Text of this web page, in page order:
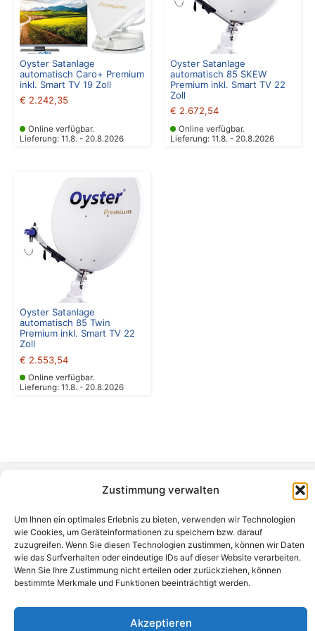
Zustimmung verwalten
Um Ihnen ein optimales Erlebnis zu bieten, verwenden wir Technologien
wie Cookies, um Geräteinformationen zu speichern bzw. darauf
zuzugreifen. Wenn Sie diesen Technologien zustimmen, können wir Daten
wie das Surfverhalten oder eindeutige IDs auf dieser Website verarbeiten.
Wenn Sie Ihre Zustimmung nicht erteilen oder zurückziehen, können
bestimmte Merkmale und Funktionen beeinträchtigt werden.
Akzeptieren
Oyster Satanlage
automatisch Caro+ Premium
inkl. Smart TV 19 Zoll
€ 2.242,35
Online verfügbar.
Lieferung: 11.8. - 20.8.2026
Oyster Satanlage
automatisch 85 SKEW
Premium inkl. Smart TV 22
Zoll
€ 2.672,54
Online verfügbar.
Lieferung: 11.8. - 20.8.2026
Oyster Satanlage
automatisch 85 Twin
Premium inkl. Smart TV 22
Zoll
€ 2.553,54
Online verfügbar.
Lieferung: 11.8. - 20.8.2026
Steiermark / Österreich​
info@campingbergler.at​
Impressum
AGB
Schlichtungsstelle
Datenschutzerklärung
Cookie-Richtlinie (EU)